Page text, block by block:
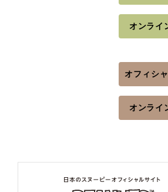
オンライ
オフィシ
オンライ